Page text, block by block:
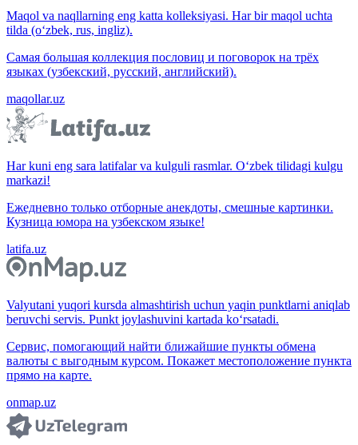
Maqol va naqllarning eng katta kolleksiyasi. Har bir maqol uchta
tilda (o‘zbek, rus, ingliz).
Самая большая коллекция пословиц и поговорок на трёх
языках (узбекский, русский, английский).
maqollar.uz
Har kuni eng sara latifalar va kulguli rasmlar. O‘zbek tilidagi kulgu
markazi!
Ежедневно только отборные анекдоты, смешные картинки.
Кузница юмора на узбекском языке!
latifa.uz
Valyutani yuqori kursda almashtirish uchun yaqin punktlarni aniqlab
beruvchi servis. Punkt joylashuvini kartada ko‘rsatadi.
Сервис, помогающий найти ближайшие пункты обмена
валюты с выгодным курсом. Покажет местоположение пункта
прямо на карте.
onmap.uz